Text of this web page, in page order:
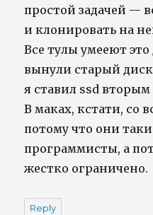
простой задачей —
и клонировать на
Все тулы умееют это
вынули старый
я ставил ssd
В маках, кстати, со
потому что они
программисты, а
жестко ограничено.
Reply